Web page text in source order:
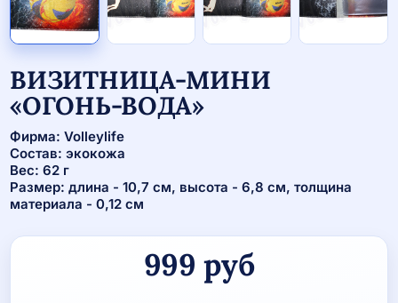
ВИЗИТНИЦА-МИНИ
«ОГОНЬ-ВОДА»
Фирма: Volleylife
Состав: экокожа
Вес: 62 г
Размер: длина - 10,7 см, высота - 6,8 см, толщина
материала - 0,12 см
999руб